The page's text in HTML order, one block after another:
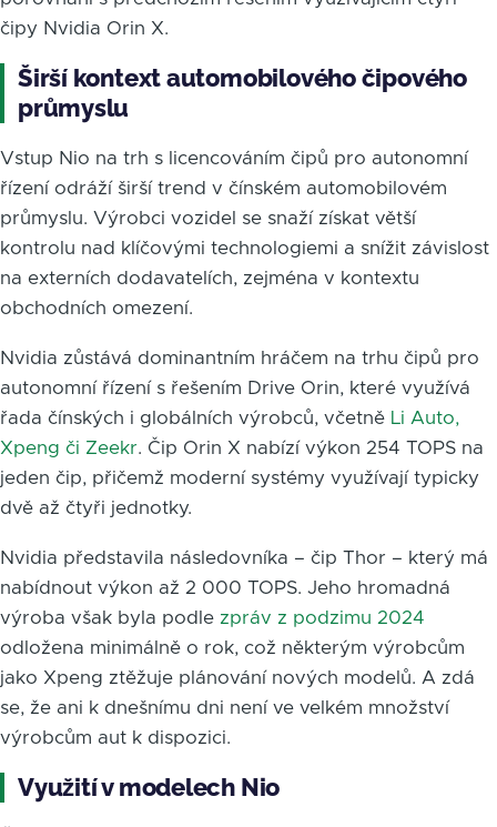
čipy Nvidia Orin X.
Širší kontext automobilového čipového
průmyslu
Vstup Nio na trh s licencováním čipů pro autonomní
řízení odráží širší trend v čínském automobilovém
průmyslu. Výrobci vozidel se snaží získat větší
kontrolu nad klíčovými technologiemi a snížit závislost
na externích dodavatelích, zejména v kontextu
obchodních omezení.
Nvidia zůstává dominantním hráčem na trhu čipů pro
autonomní řízení s řešením Drive Orin, které využívá
řada čínských i globálních výrobců, včetně Li Auto,
Xpeng či Zeekr. Čip Orin X nabízí výkon 254 TOPS na
jeden čip, přičemž moderní systémy využívají typicky
dvě až čtyři jednotky.
Nvidia představila následovníka – čip Thor – který má
nabídnout výkon až 2 000 TOPS. Jeho hromadná
výroba však byla podle zpráv z podzimu 2024
odložena minimálně o rok, což některým výrobcům
jako Xpeng ztěžuje plánování nových modelů. A zdá
se, že ani k dnešnímu dni není ve velkém množství
výrobcům aut k dispozici.
Využití v modelech Nio